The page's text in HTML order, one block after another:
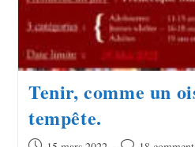
Tenir, comme un
tempête.